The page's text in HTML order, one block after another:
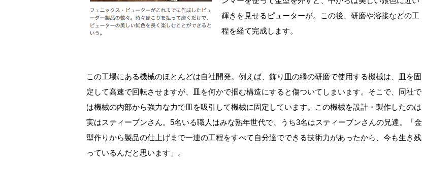
輝きを見せるピューターが。この後、研磨や溶接などの工
程を経て完成します。
この工場にある機械のほとんどは自社開発。例えば、飾り皿の縁の研磨で使用する機械は、皿を固
定して高速で回転させますが、皿を何かで掴む構造にすると傷ついてしまいます。そこで、同社で
は機械の内部から強力な力で皿を吸引して機械に固定しています。この機械を設計・製作したのは
実はスティーブンさん。5名いる職人はみな熟年世代で、うち3名はスティーブンさんの兄達。「金
型作りから製品の仕上げまで一連の工程をすべて自分達でできる技術力があったから、今も生き残
っているんだと思います」。